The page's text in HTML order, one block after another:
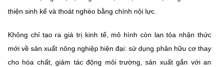
thiện sinh kế và thoát nghèo bằng chính nội lực.
Không chỉ tạo ra giá trị kinh tế, mô hình còn lan tỏa nhận thức
mới về sản xuất nông nghiệp hiện đại: sử dụng phân hữu cơ thay
cho hóa chất, giảm tác động môi trường, sản xuất gắn với an